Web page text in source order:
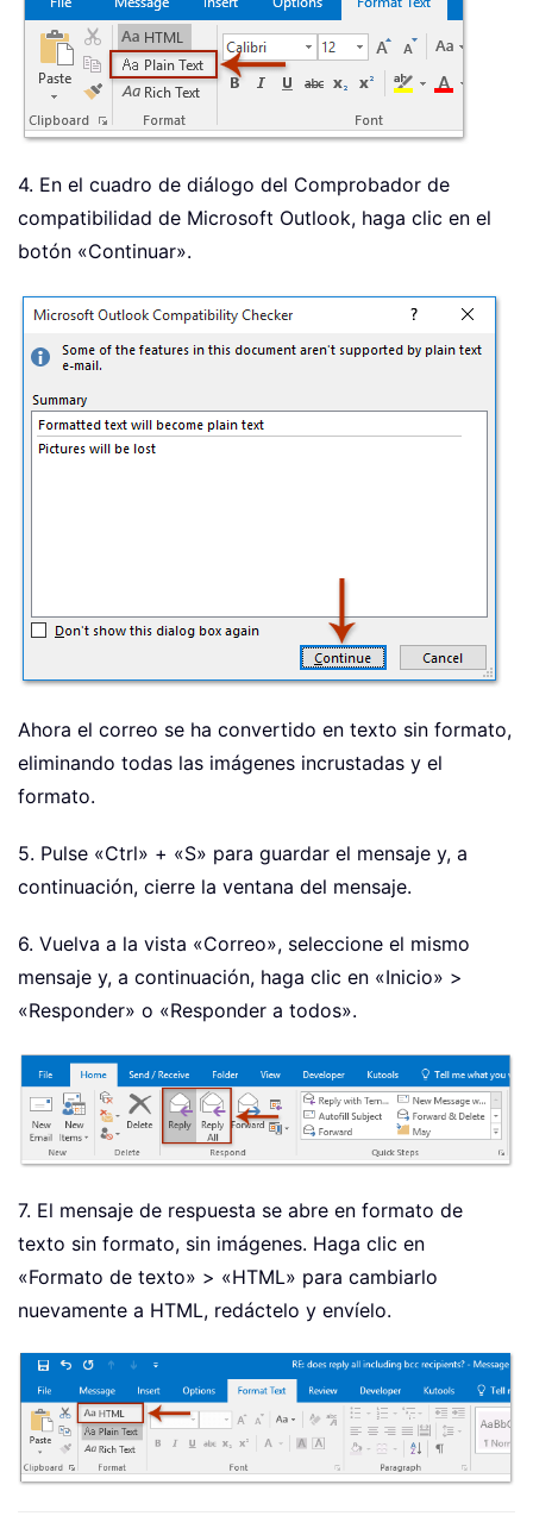
4. En el cuadro de diálogo del Comprobador de
compatibilidad de Microsoft Outlook, haga clic en el
botón «Continuar».
Ahora el correo se ha convertido en texto sin formato,
eliminando todas las imágenes incrustadas y el
formato.
5. Pulse «Ctrl» + «S» para guardar el mensaje y, a
continuación, cierre la ventana del mensaje.
6. Vuelva a la vista «Correo», seleccione el mismo
mensaje y, a continuación, haga clic en «Inicio» >
«Responder» o «Responder a todos».
7. El mensaje de respuesta se abre en formato de
texto sin formato, sin imágenes. Haga clic en
«Formato de texto» > «HTML» para cambiarlo
nuevamente a HTML, redáctelo y envíelo.